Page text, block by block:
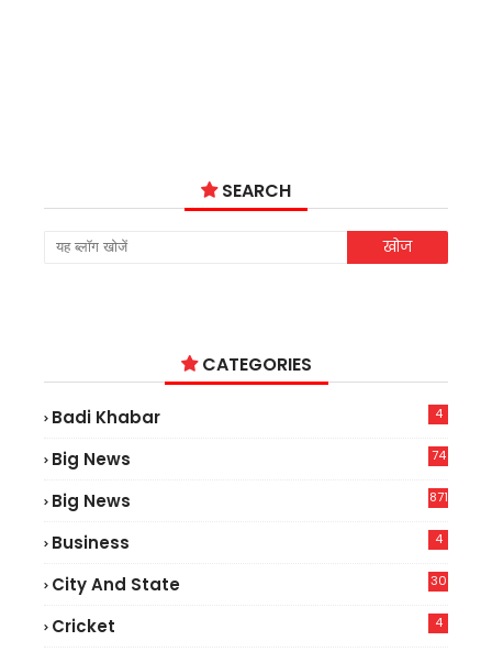
SEARCH
CATEGORIES
Badi Khabar 4
Big News
74
Big News 871
Business 4
City And State 30
Cricket 4